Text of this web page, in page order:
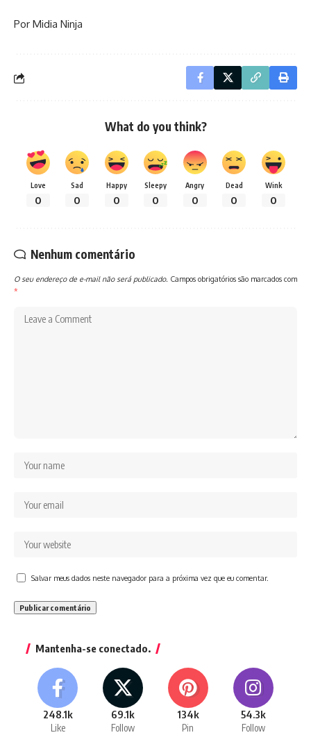
Por Midia Ninja
What do you think?
Love
0
Sad
0
Happy
0
Sleepy
0
Angry
0
Dead
0
Wink
0
Nenhum comentário
O seu endereço de e-mail não será publicado. Campos obrigatórios são marcados com
*
Salvar meus dados neste navegador para a próxima vez que eu comentar.
Mantenha-se conectado.
248.1k
Like
69.1k
Follow
134k
Pin
54.3k
Follow